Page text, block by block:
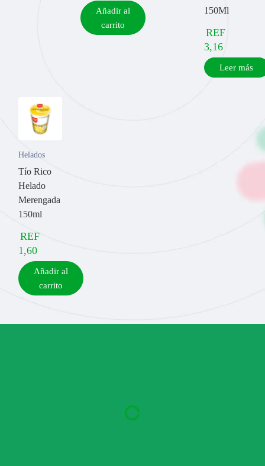
Añadir al
carrito
150Ml
REF
3,16
Leer más
Helados
Tío Rico
Helado
Merengada
150ml
REF
1,60
Añadir al
carrito